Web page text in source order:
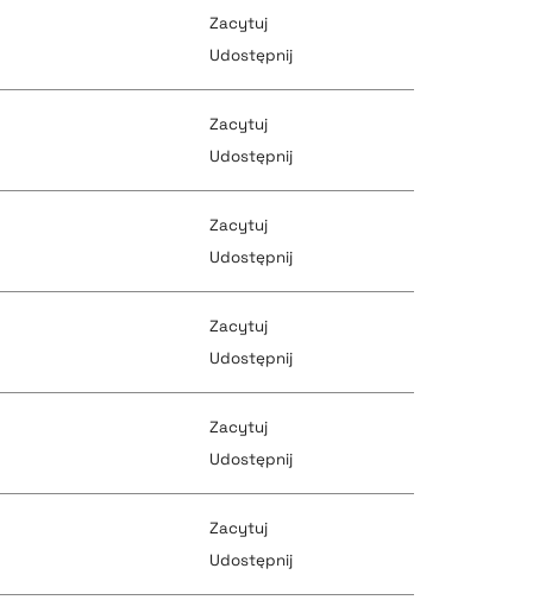
pobierz cytat
pobierz cytat
pobierz cytat
pobierz cytat
Zacytuj
Udostępnij
pobierz cytat
pobierz cytat
Zacytuj
Udostępnij
pobierz cytat
pobierz cytat
Zacytuj
Udostępnij
pobierz cytat
pobierz cytat
Zacytuj
Udostępnij
pobierz cytat
Zacytuj
Udostępnij
Zacytuj
Udostępnij